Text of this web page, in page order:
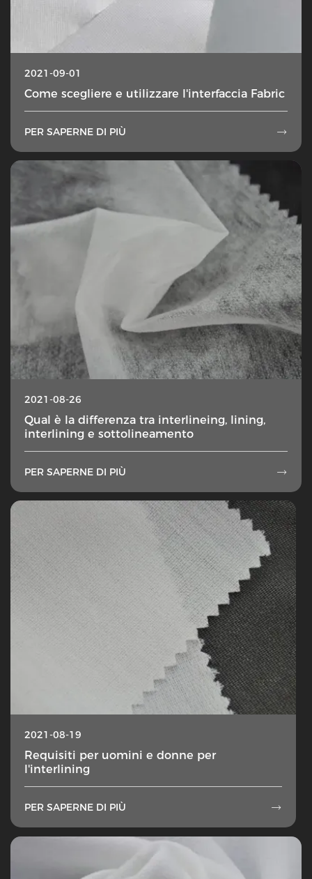
2021-09-01
Come scegliere e utilizzare l'interfaccia Fabric
PER SAPERNE DI PIÙ 
2021-08-26
Qual è la differenza tra interlineing, lining,
interlining e sottolineamento
PER SAPERNE DI PIÙ 
2021-08-19
Requisiti per uomini e donne per
l'interlining
PER SAPERNE DI PIÙ 